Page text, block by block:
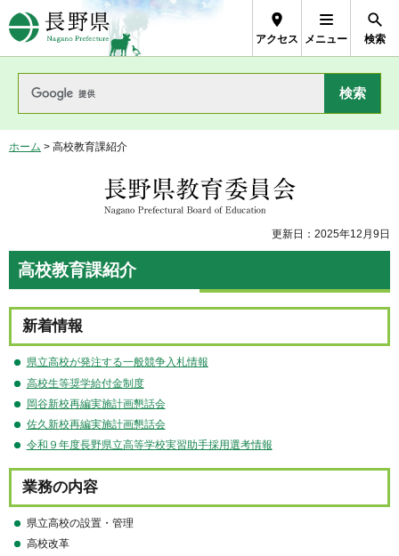
長野県Nagano Prefecture
アクセス メニュー 検索
ホーム > 高校教育課紹介
長野県教育委員会
更新日：2025年12月9日
高校教育課紹介
新着情報
県立高校が発注する一般競争入札情報
高校生等奨学給付金制度
岡谷新校再編実施計画懇話会
佐久新校再編実施計画懇話会
令和９年度長野県立高等学校実習助手採用選考情報
業務の内容
県立高校の設置・管理
高校改革